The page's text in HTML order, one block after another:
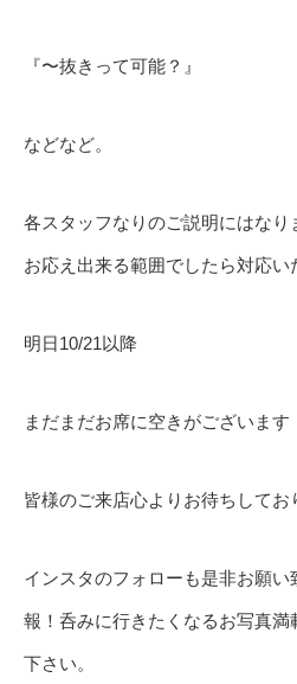
『〜抜きって可能？』
などなど。
各スタッフなりのご説明にはなり
お応え出来る範囲でしたら対応い
明日10/21以降
まだまだお席に空きがございます
皆様のご来店心よりお待ちしてお
インスタのフォローも是非お願
報！呑みに行きたくなるお写真満
下さい。